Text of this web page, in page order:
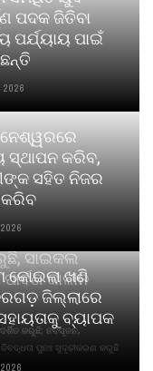
ସାଇକଲ
କାଳୀନ
କରୁଛି; ନବସୃଜନ,
ପୁନଃ ସୁଦୃଢୀକରଣ କରୁଛି
ପଦକ ଜିତିବା
ପର୍ଯ୍ୟାୟ ପାଇଁ
ସ୍ଥାପନ କରିବ,
ସହିତ ନିଜର
କରିବ
କୋଇଲା ଖଣି
ଜିଲ୍ଲାରେ
ବ୍ୟାପକ